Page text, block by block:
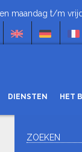
vrijdag 9.00 -
DIENSTEN HET
MEER
ZOEKEN